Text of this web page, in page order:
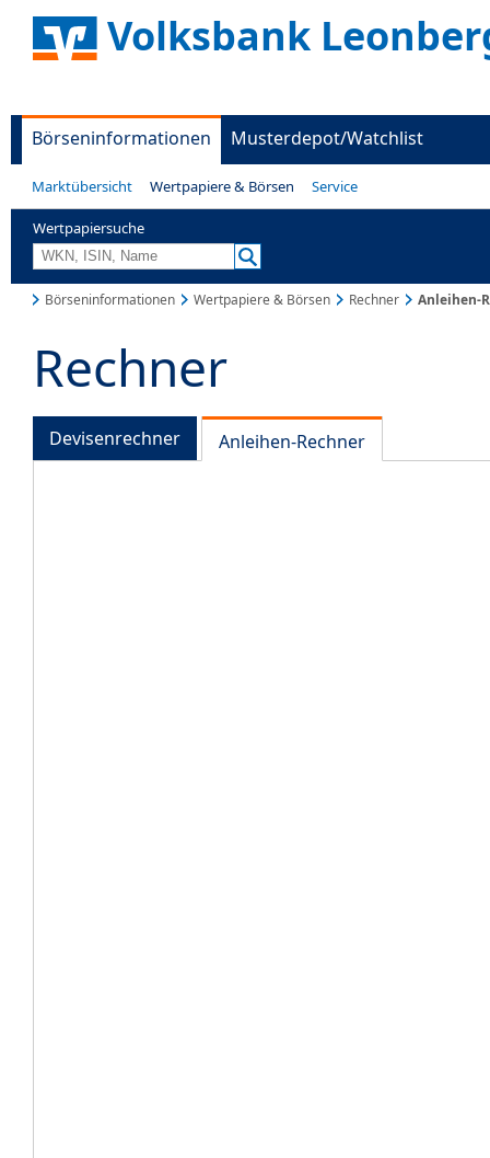
Volksbank
Börseninformationen Musterdepot/Watchlist
Marktübersicht Wertpapiere & Börsen Service
Wertpapiersuche
Börseninformationen Wertpapiere & Börsen Rechner Anleihen-
Rechner
Devisenrechner Anleihen-Rechner